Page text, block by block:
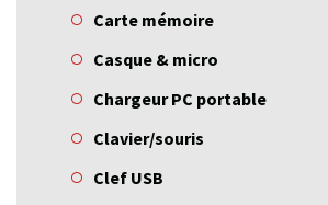
Carte mémoire
Casque & micro
Chargeur PC portable
Clavier/souris
Clef USB